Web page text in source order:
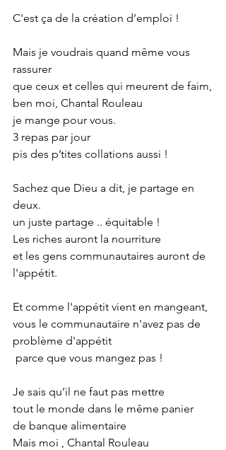
C'est ça de la création d’emploi !
Mais je voudrais quand même vous
rassurer
que ceux et celles qui meurent de faim,
ben moi, Chantal Rouleau
je mange pour vous.
3 repas par jour
pis des p’tites collations aussi !
Sachez que Dieu a dit, je partage en
deux.
un juste partage .. équitable !
Les riches auront la nourriture
et les gens communautaires auront de
l'appétit.
Et comme l'appétit vient en mangeant,
vous le communautaire n'avez pas de
problème d'appétit
parce que vous mangez pas !
Je sais qu’il ne faut pas mettre
tout le monde dans le même panier
de banque alimentaire
Mais moi , Chantal Rouleau